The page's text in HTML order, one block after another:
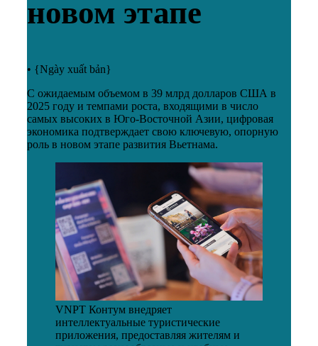
новом этапе
• {Ngày xuất bản}
С ожидаемым объемом в 39 млрд долларов США в
2025 году и темпами роста, входящими в число
самых высоких в Юго-Восточной Азии, цифровая
экономика подтверждает свою ключевую, опорную
роль в новом этапе развития Вьетнама.
VNPT Контум внедряет
интеллектуальные туристические
приложения, предоставляя жителям и